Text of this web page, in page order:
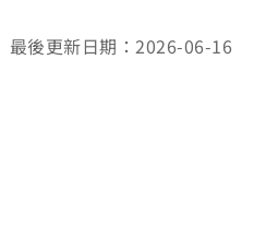
最後更新日期：2026-06-16